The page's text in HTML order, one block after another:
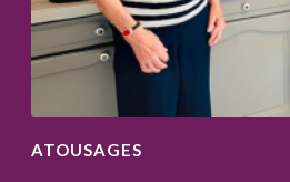
ATOUSAGES